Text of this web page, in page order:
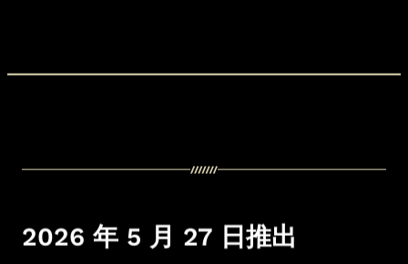
You cannot watch this video as you have not accepted